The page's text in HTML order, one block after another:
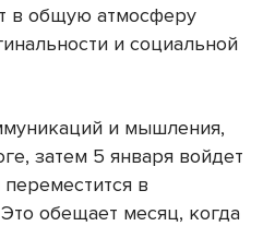
в общую атмосферу
и социальной
и мышления,
затем 5 января войдет
в
обещает месяц, когда